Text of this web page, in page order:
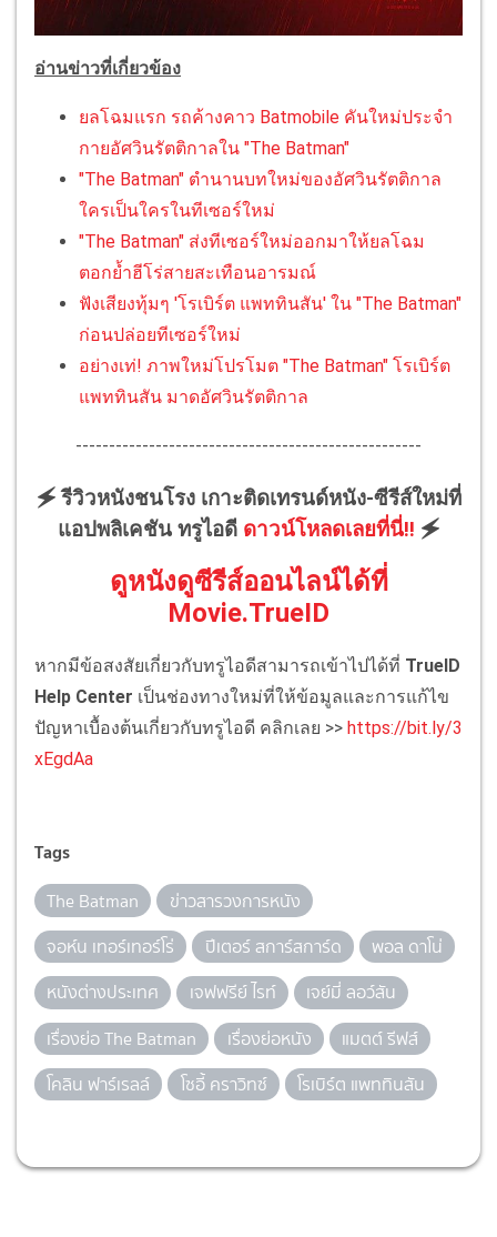
อ่านข่าวที่เกี่ยวข้อง
ยลโฉมแรก รถค้างคาว Batmobile คันใหม่ประจำ
กายอัศวินรัตติกาลใน "The Batman"
"The Batman" ตำนานบทใหม่ของอัศวินรัตติกาล
ใครเป็นใครในทีเซอร์ใหม่
"The Batman" ส่งทีเซอร์ใหม่ออกมาให้ยลโฉม
ตอกย้ำฮีโร่สายสะเทือนอารมณ์
ฟังเสียงทุ้มๆ 'โรเบิร์ต แพททินสัน' ใน "The Batman"
ก่อนปล่อยทีเซอร์ใหม่
อย่างเท่! ภาพใหม่โปรโมต "The Batman" โรเบิร์ต
แพททินสัน มาดอัศวินรัตติกาล
----------------------------------------------------
🗲 รีวิวหนังชนโรง เกาะติดเทรนด์หนัง-ซีรีส์ใหม่ที่
แอปพลิเคชัน ทรูไอดี ดาวน์โหลดเลยที่นี่!! 🗲
ดูหนังดูซีรีส์ออนไลน์ได้ที่
Movie.TrueID
หากมีข้อสงสัยเกี่ยวกับทรูไอดีสามารถเข้าไปได้ที่ TrueID
Help Center เป็นช่องทางใหม่ที่ให้ข้อมูลและการแก้ไข
ปัญหาเบื้องต้นเกี่ยวกับทรูไอดี คลิกเลย >> https://bit.ly/3
xEgdAa
Tags
The Batman
ข่าวสารวงการหนัง
จอห์น เทอร์เทอร์โร่
ปีเตอร์ สการ์สการ์ด
พอล ดาโน่
หนังต่างประเทศ
เจฟฟรีย์ ไรท์
เจย์มี่ ลอว์สัน
เรื่องย่อ The Batman
เรื่องย่อหนัง
แมตต์ รีฟส์
โคลิน ฟาร์เรลล์
โซอี้ คราวิทซ์ โรเบิร์ต แพททินสัน